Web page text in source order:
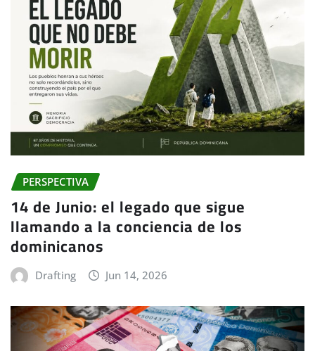
PERSPECTIVA
14 de Junio: el legado que sigue
llamando a la conciencia de los
dominicanos
Drafting Jun 14, 2026